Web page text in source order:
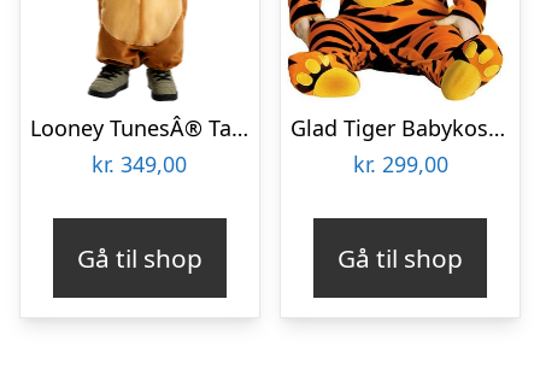
Looney TunesÂ® Taz Babykostume
kr. 349,00
Gå til shop
Glad Tiger Babykostume
kr. 299,00
Gå til shop